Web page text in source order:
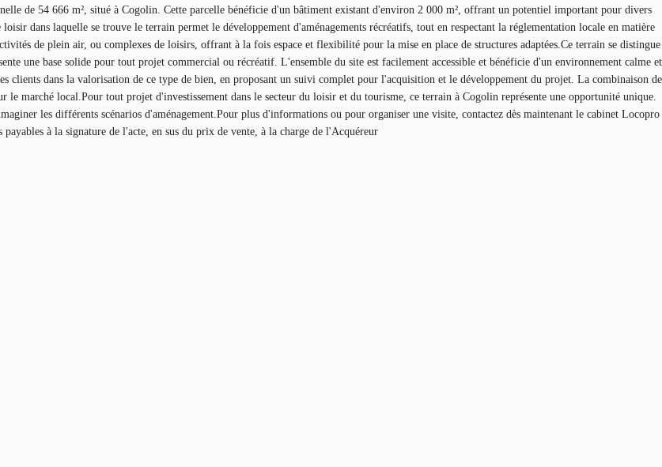
de 54 666 m², situé à Cogolin. Cette parcelle bénéficie d'un bâtiment existant d'environ 2 000 m², offrant un potentiel important pour divers
dans laquelle se trouve le terrain permet le développement d'aménagements récréatifs, tout en respectant la réglementation locale en matière
de plein air, ou complexes de loisirs, offrant à la fois espace et flexibilité pour la mise en place de structures adaptées.Ce terrain se distingue
une base solide pour tout projet commercial ou récréatif. L'ensemble du site est facilement accessible et bénéficie d'un environnement calme et
clients dans la valorisation de ce type de bien, en proposant un suivi complet pour l'acquisition et le développement du projet. La combinaison de
marché local.Pour tout projet d'investissement dans le secteur du loisir et du tourisme, ce terrain à Cogolin représente une opportunité unique.
les différents scénarios d'aménagement.Pour plus d'informations ou pour organiser une visite, contactez dès maintenant le cabinet Locopro
à la signature de l'acte, en sus du prix de vente, à la charge de l'Acquéreur